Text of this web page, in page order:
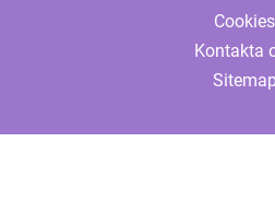
Cookies
Kontakta